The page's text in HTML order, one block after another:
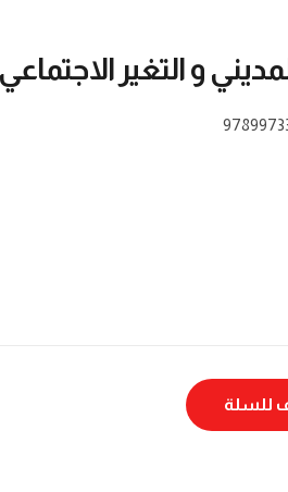
و التغير الاجتماعي
للسلة